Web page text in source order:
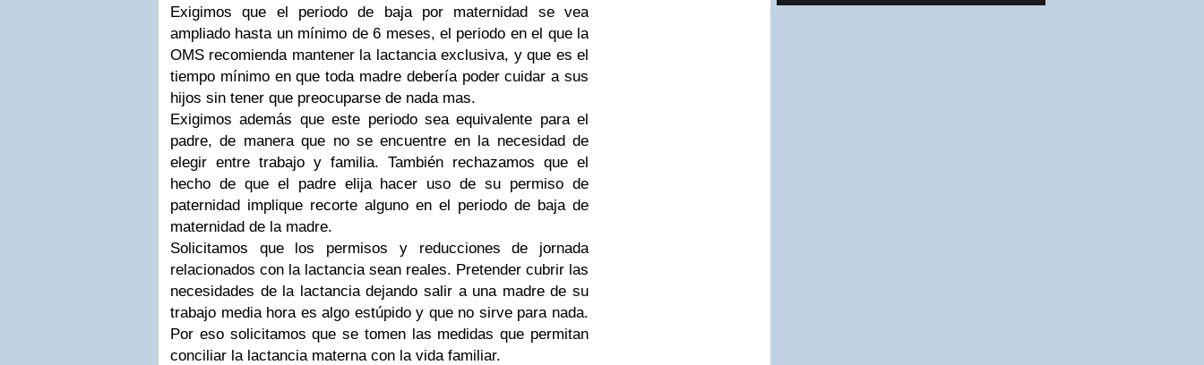
Exigimos que el periodo de baja por maternidad se vea
ampliado hasta un mínimo de 6 meses, el periodo en el que la
OMS recomienda mantener la lactancia exclusiva, y que es el
tiempo mínimo en que toda madre debería poder cuidar a sus
hijos sin tener que preocuparse de nada mas.
Exigimos además que este periodo sea equivalente para el
padre, de manera que no se encuentre en la necesidad de
elegir entre trabajo y familia. También rechazamos que el
hecho de que el padre elija hacer uso de su permiso de
paternidad implique recorte alguno en el periodo de baja de
maternidad de la madre.
Solicitamos que los permisos y reducciones de jornada
relacionados con la lactancia sean reales. Pretender cubrir las
necesidades de la lactancia dejando salir a una madre de su
trabajo media hora es algo estúpido y que no sirve para nada.
Por eso solicitamos que se tomen las medidas que permitan
conciliar la lactancia materna con la vida familiar.